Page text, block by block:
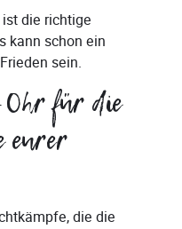
die richtige
kann schon ein
sein.
Ohr für die
eurer
die die